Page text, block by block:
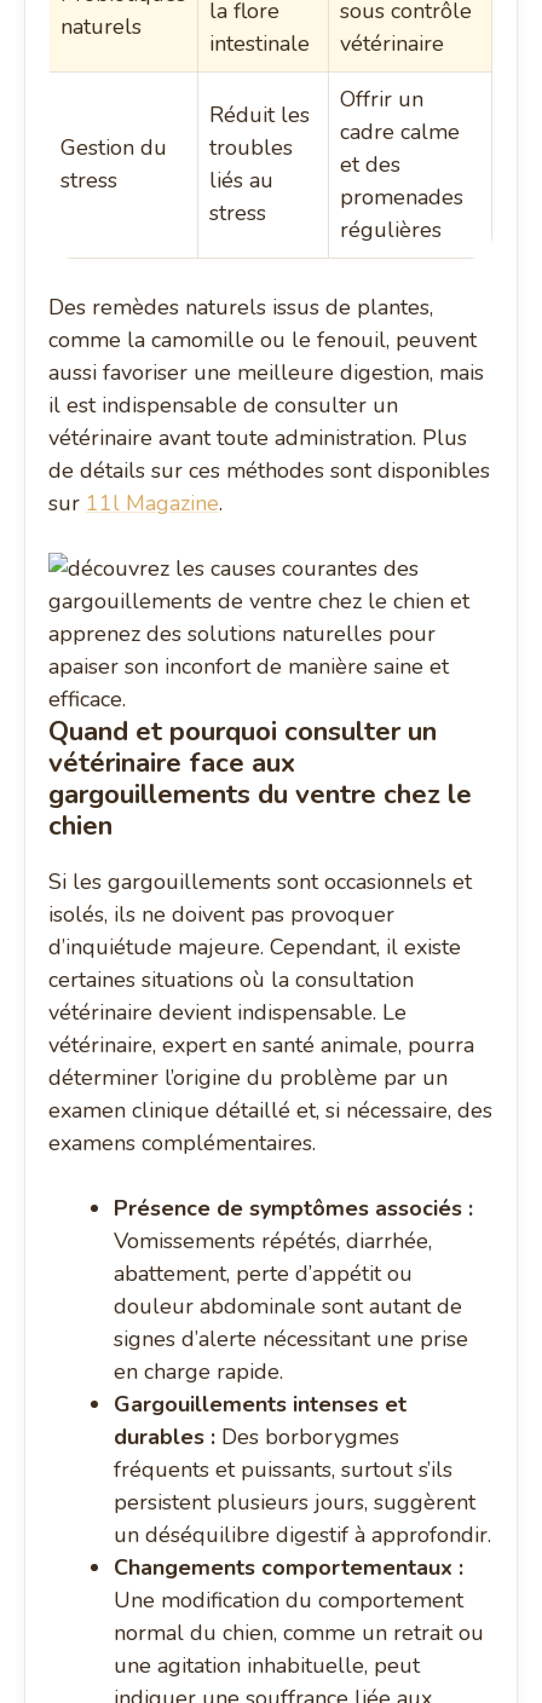
naturels
la flore
intestinale
sous contrôle
vétérinaire
Gestion du
stress
Réduit les
troubles
liés au
stress
Offrir un
cadre calme
et des
promenades
régulières
Des remèdes naturels issus de plantes,
comme la camomille ou le fenouil, peuvent
aussi favoriser une meilleure digestion, mais
il est indispensable de consulter un
vétérinaire avant toute administration. Plus
de détails sur ces méthodes sont disponibles
sur 11l Magazine.
Quand et pourquoi consulter un
vétérinaire face aux
gargouillements du ventre chez le
chien
Si les gargouillements sont occasionnels et
isolés, ils ne doivent pas provoquer
d’inquiétude majeure. Cependant, il existe
certaines situations où la consultation
vétérinaire devient indispensable. Le
vétérinaire, expert en santé animale, pourra
déterminer l’origine du problème par un
examen clinique détaillé et, si nécessaire, des
examens complémentaires.
Présence de symptômes associés :
Vomissements répétés, diarrhée,
abattement, perte d’appétit ou
douleur abdominale sont autant de
signes d’alerte nécessitant une prise
en charge rapide.
Gargouillements intenses et
durables : Des borborygmes
fréquents et puissants, surtout s’ils
persistent plusieurs jours, suggèrent
un déséquilibre digestif à approfondir.
Changements comportementaux :
Une modification du comportement
normal du chien, comme un retrait ou
une agitation inhabituelle, peut